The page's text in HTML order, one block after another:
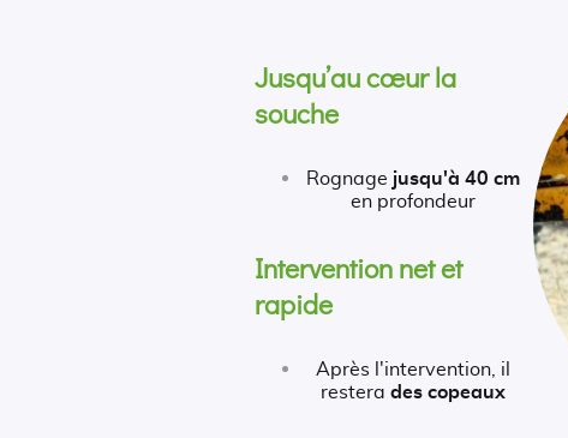
Jusqu’au cœur la
souche
Rognage jusqu'à 40 cm
en profondeur
Intervention net et
rapide
Après l'intervention, il
restera des copeaux